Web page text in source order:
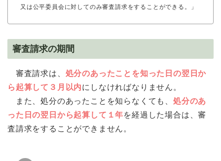
又は公平委員会に対してのみ審査請求をすることができる。」
審査請求の期間
審査請求は、 処分のあったことを知った日の翌日か
ら起算して３月以内にしなければなりません。
また、処分のあったことを知らなくても、処分のあ
った日の翌日から起算して１年を経過した場合は、審
査請求をすることができません。